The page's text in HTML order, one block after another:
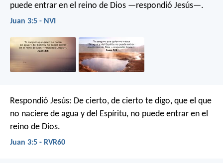
puede entrar en el reino de Dios —respondió Jesús—.
Juan 3:5 - NVI
Respondió Jesús: De cierto, de cierto te digo, que el que
no naciere de agua y del Espíritu, no puede entrar en el
reino de Dios.
Juan 3:5 - RVR60